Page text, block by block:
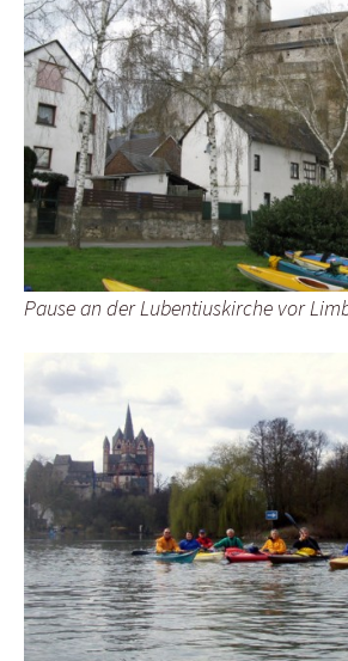
Pause an der Lubentiuskirche vor